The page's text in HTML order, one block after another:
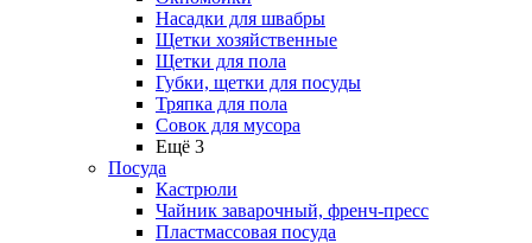
Насадки для швабры
Щетки хозяйственные
Щетки для пола
Губки, щетки для посуды
Тряпка для пола
Совок для мусора
Ещё 3
Посуда
Кастрюли
Чайник заварочный, френч-пресс
Пластмассовая посуда